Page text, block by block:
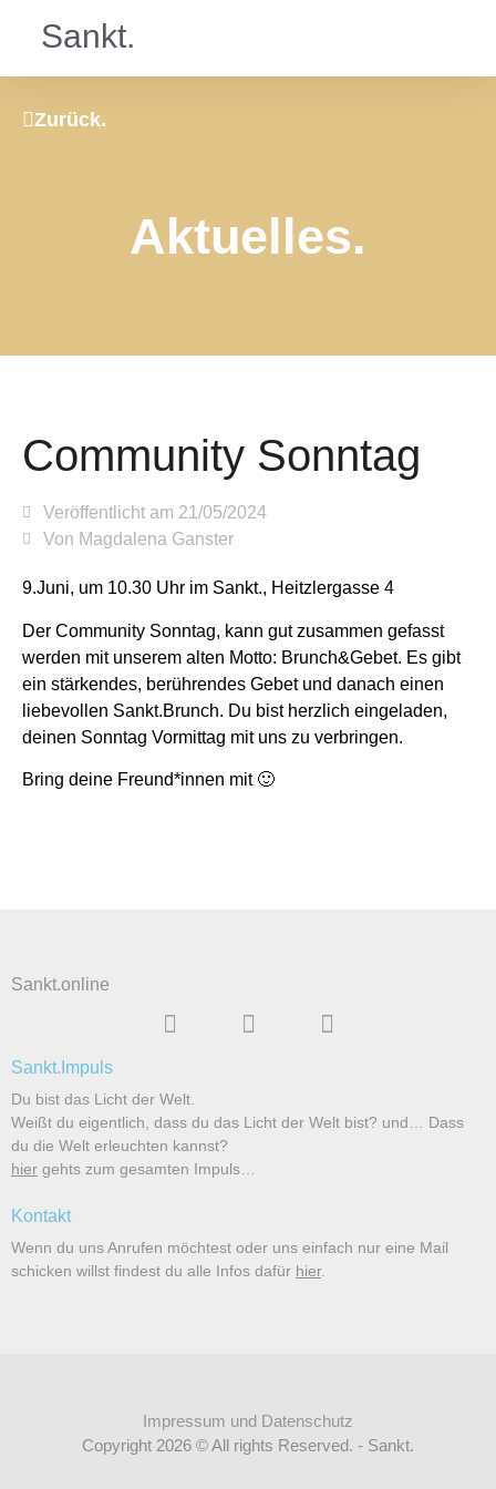
Sankt.
Zurück.
Aktuelles.
Community Sonntag
Veröffentlicht am 21/05/2024
Von Magdalena Ganster
9.Juni, um 10.30 Uhr im Sankt., Heitzlergasse 4
Der Community Sonntag, kann gut zusammen gefasst
werden mit unserem alten Motto: Brunch&Gebet. Es gibt
ein stärkendes, berührendes Gebet und danach einen
liebevollen Sankt.Brunch. Du bist herzlich eingeladen,
deinen Sonntag Vormittag mit uns zu verbringen.
Bring deine Freund*innen mit 🙂
Sankt.online
Sankt.Impuls
Du bist das Licht der Welt.
Weißt du eigentlich, dass du das Licht der Welt bist? und… Dass
du die Welt erleuchten kannst?
hier gehts zum gesamten Impuls…
Kontakt
Wenn du uns Anrufen möchtest oder uns einfach nur eine Mail
schicken willst findest du alle Infos dafür hier.
Impressum und Datenschutz
Copyright 2026 © All rights Reserved. - Sankt.